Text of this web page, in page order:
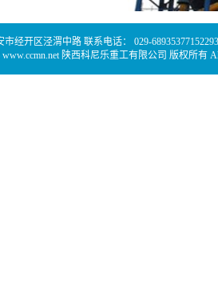
经开区泾渭中路 联系电话： 029-
www.ccmn.net 陕西科尼乐重工有限公司 版权所有